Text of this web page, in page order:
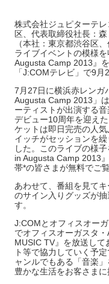
株式会社ジュピターテ
区、代表取締役社長：
（本社：東京都渋谷区
ライブイベントの模様
Augusta Camp 2013』
「J:COMテレビ」で9月
7月27日に横浜赤レンガ
Augusta Camp 2013」
ーティストが出演する
デビュー10周年を迎え
ケットは即日完売の人
イッチがセッションを
した。このライブの様
in Augusta Camp 2013
帯*の皆さまが無料でご
あわせて、番組を見て
のサイン入りグッズが
す。
J:COMとオフィスオー
でオフィスオーガスタ
MUSIC TV』を放送し
ト等で協力していく予
ャンルでもある「音楽
豊かな生活をお客さまに